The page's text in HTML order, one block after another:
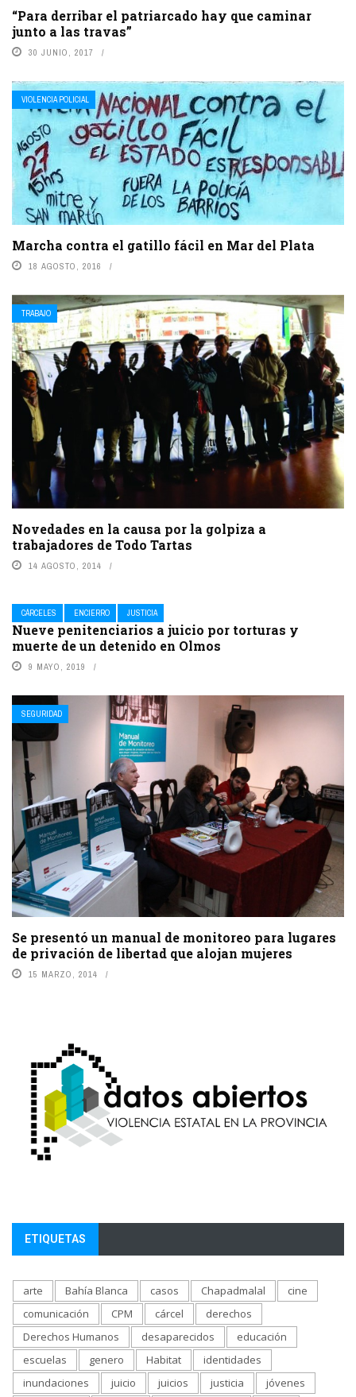
“Para derribar el patriarcado hay que caminar
junto a las travas”
30 JUNIO, 2017
VIOLENCIA POLICIAL
Marcha contra el gatillo fácil en Mar del Plata
18 AGOSTO, 2016
TRABAJO
Novedades en la causa por la golpiza a
trabajadores de Todo Tartas
14 AGOSTO, 2014
CÁRCELES ENCIERRO JUSTICIA
Nueve penitenciarios a juicio por torturas y
muerte de un detenido en Olmos
9 MAYO, 2019
SEGURIDAD
Se presentó un manual de monitoreo para lugares
de privación de libertad que alojan mujeres
15 MARZO, 2014
ETIQUETAS
arte Bahía Blanca casos Chapadmalal
cine
comunicación
CPM cárcel
derechos
Derechos Humanos
desaparecidos
educación
escuelas
genero Habitat
identidades
inundaciones
juicio juicios justicia
jóvenes